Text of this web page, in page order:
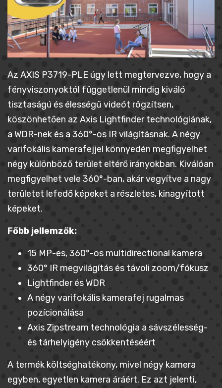
Az AXIS P3719-PLE úgy lett megtervezve, hogy a
fényviszonyoktól függetlenül mindig kiváló
tisztaságú és élességű videót rögzítsen,
köszönhetően az Axis Lightfinder technológiának,
a WDR-nek és a 360°-os IR világításnak. A négy
varifokális kamerafejjel könnyedén megfigyelhet
négy különböző terület eltérő irányokban. Kiválóan
megfigyelhet vele 360°-ban, akár vegyítve a nagy
területet lefedő képeket a részletes, kinagyított
képeket.
Főbb jellemzők:
15 MP-es, 360°-os multidirectional kamera
360° IR megvilágítás és távoli zoom/fókusz
Lightfinder és WDR
A négy varifokális kamerafej rugalmas
pozícionálása
Axis Zipstream technológia a sávszélesség-
és tárhelyigény csökkentéséért
A termék költséghatékony, mivel négy kamera
egyben, egyetlen kamera áráért. Ez azt jelenti,